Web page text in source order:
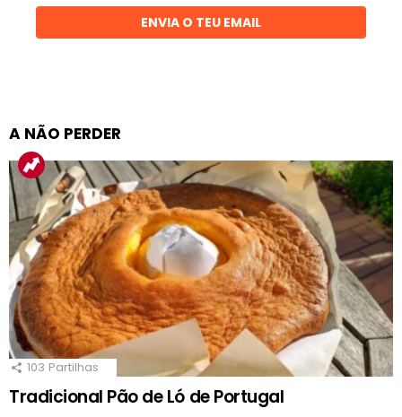
ENVIA O TEU EMAIL
A NÃO PERDER
103 Partilhas
Tradicional Pão de Ló de Portugal